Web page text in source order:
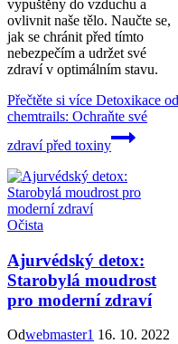
vypuštěny do vzduchu a
ovlivnit naše tělo. Naučte se,
jak se chránit před tímto
nebezpečím a udržet své
zdraví v optimálním stavu.
Přečtěte si více Detoxikace od
chemtrails: Ochraňte své
zdraví před toxiny
Očista
Ajurvédský detox:
Starobylá moudrost
pro moderní zdraví
Odwebmaster1 16. 10. 2022